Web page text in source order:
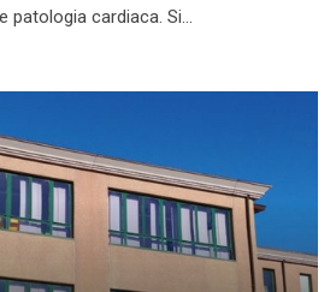
patologia cardiaca. Si…